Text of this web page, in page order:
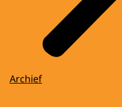
Archief